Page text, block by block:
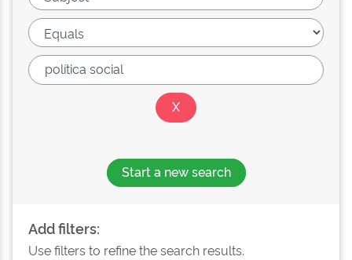
Start a new search
Add filters:
Use filters to refine the search results.